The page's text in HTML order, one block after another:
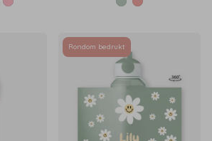
Rondom bedrukt